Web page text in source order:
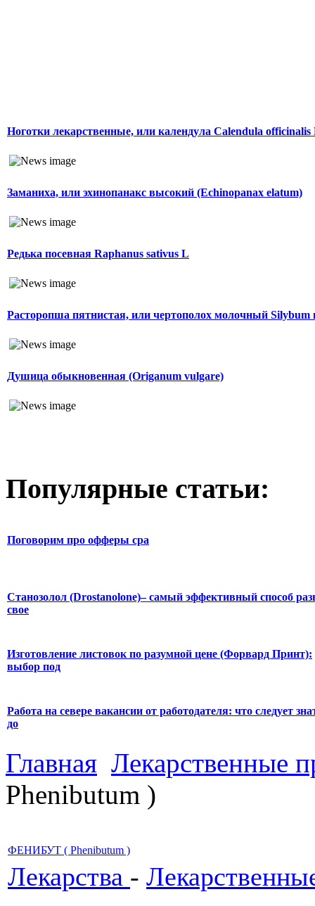
Ноготки лекарственные, или календула Calendula officinalis
Заманиха, или эхинопанакс высокий (Echinopanax elatum)
Редька посевная Raphanus sativus L
Расторопша пятнистая, или чертополох молочный Silybum
Душица обыкновенная (Origanum vulgare)
Популярные статьи:
Поговорим про офферы cpa
Станозолол (Drostanolone)– самый эффективный способ
свое
Изготовление листовок по разумной цене (Форвард Принт):
выбор под
Работа на севере вакансии от работодателя: что следует
до
Главная Лекарственные
Phenibutum )
ФЕНИБУТ ( Phenibutum )
Лекарства -